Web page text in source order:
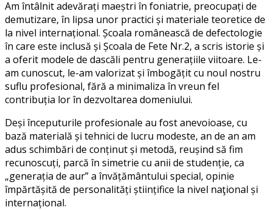
Am întâlnit adevărați maeștri în foniatrie, preocupați de
demutizare, în lipsa unor practici și materiale teoretice de
la nivel internațional. Școala românească de defectologie
în care este inclusă și Școala de Fete Nr.2, a scris istorie și
a oferit modele de dascăli pentru generațiile viitoare. Le-
am cunoscut, le-am valorizat și îmbogățit cu noul nostru
suflu profesional, fără a minimaliza în vreun fel
contribuția lor în dezvoltarea domeniului.
Deși începuturile profesionale au fost anevoioase, cu
bază materială și tehnici de lucru modeste, an de an am
adus schimbări de conținut și metodă, reușind să fim
recunoscuți, parcă în simetrie cu anii de studenție, ca
„generația de aur” a învățământului special, opinie
împărtășită de personalități științifice la nivel naţional și
internațional.